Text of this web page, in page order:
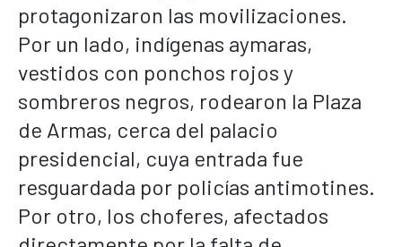
protagonizaron las movilizaciones.
Por un lado, indígenas aymaras,
vestidos con ponchos rojos y
sombreros negros, rodearon la Plaza
de Armas, cerca del palacio
presidencial, cuya entrada fue
resguardada por policías antimotines.
Por otro, los choferes, afectados